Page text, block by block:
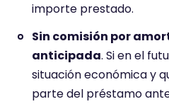
importe prestado.
Sin comisión por
anticipada. Si en el
situación económica y
parte del préstamo